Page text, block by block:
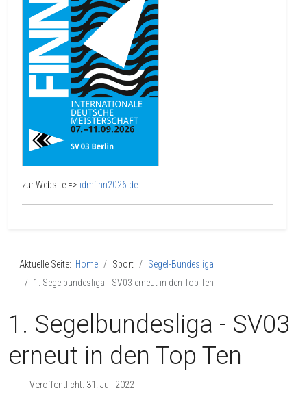
zur Website => idmfinn2026.de
Aktuelle Seite: Home Sport
Segel-Bundesliga
1. Segelbundesliga - SV03 erneut in den Top Ten
1. Segelbundesliga - SV03
erneut in den Top Ten
Veröffentlicht: 31. Juli 2022